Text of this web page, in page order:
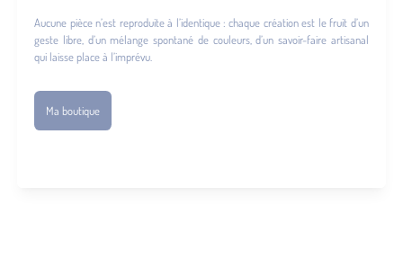
Aucune pièce n’est reproduite à l’identique : chaque création est le fruit d’un
geste libre, d’un mélange spontané de couleurs, d’un savoir-faire artisanal
qui laisse place à l’imprévu.
Ma boutique